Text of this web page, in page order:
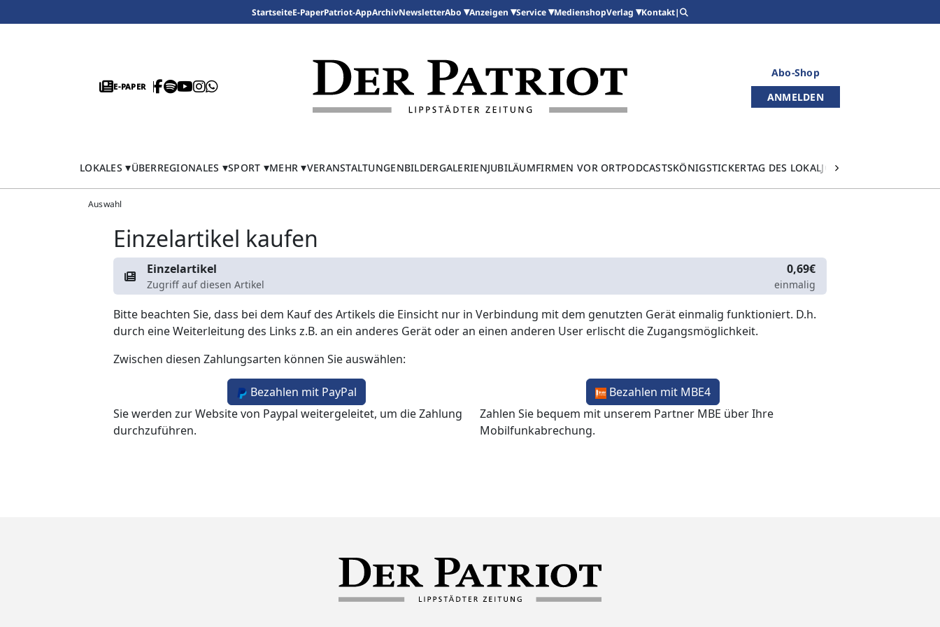
StartseiteE-PaperPatriot-AppArchivNewsletterAbo Anzeigen Service MedienshopVerlag Kontakt|
E-PAPER
Abo-Shop
ANMELDEN
LOKALES ÜBERREGIONALES SPORT MEHR VERANSTALTUNGENBILDERGALERIENJUBILÄUMFIRMEN VOR ORTPODCASTSKÖNIGSTICKERTAG DES LOKALJOURNALISMUS
Auswahl
Einzelartikel kaufen
Einzelartikel
Zugriff auf diesen Artikel
0,69€
einmalig
Bitte beachten Sie, dass bei dem Kauf des Artikels die Einsicht nur in Verbindung mit dem genutzten Gerät einmalig funktioniert. D.h.
durch eine Weiterleitung des Links z.B. an ein anderes Gerät oder an einen anderen User erlischt die Zugangsmöglichkeit.
Zwischen diesen Zahlungsarten können Sie auswählen:
Bezahlen mit PayPal
Sie werden zur Website von Paypal weitergeleitet, um die Zahlung
durchzuführen.
Bezahlen mit MBE4
Zahlen Sie bequem mit unserem Partner MBE über Ihre
Mobilfunkabrechung.